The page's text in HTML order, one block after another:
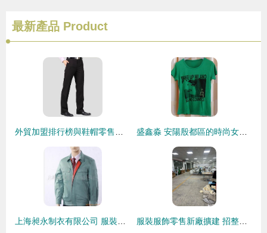
最新產品 Product